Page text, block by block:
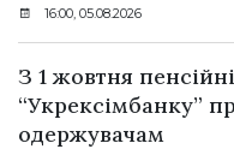
16:00, 05.08.2026
З 1 жовтня
“Укрексімбанку”
одержувачам